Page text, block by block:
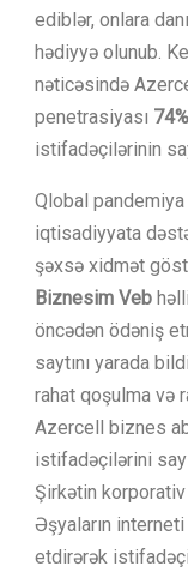
ediblər, onlara
hədiyyə olunub.
nəticəsində
penetrasiyası
istifadəçilərinin
Qlobal
iqtisadiyyata
şəxsə xidmət
Biznesim Veb
öncədən ödəniş
saytını yarada
rahat qoşulma və
Azercell biznes
istifadəçilərini
Şirkətin
Əşyaların
etdirərək